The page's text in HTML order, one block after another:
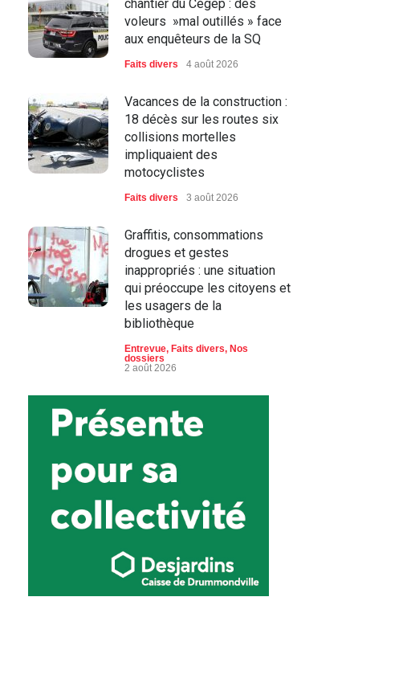
chantier du Cégep : des
voleurs »mal outillés » face
aux enquêteurs de la SQ
Faits divers 4 août 2026
Vacances de la construction :
18 décès sur les routes six
collisions mortelles
impliquaient des
motocyclistes
Faits divers 3 août 2026
Graffitis, consommations
drogues et gestes
inappropriés : une situation
qui préoccupe les citoyens et
les usagers de la
bibliothèque
Entrevue, Faits divers, Nos
dossiers
2 août 2026